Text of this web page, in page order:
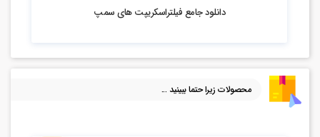
دانلود جامع فیلتراسکریپت های سمپ
محصولات زیرا حتما ببینید ...